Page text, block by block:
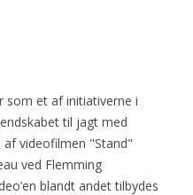
som et af initiativerne i
til jagt med
videofilmen "Stand"
ved Flemming
blandt andet tilbydes